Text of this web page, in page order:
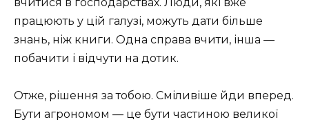
працюють у цій галузі, можуть дати більше
знань, ніж книги. Одна справа вчити, інша —
побачити і відчути на дотик.
Отже, рішення за тобою. Сміливіше йди вперед.
Бути агрономом — це бути частиною великої